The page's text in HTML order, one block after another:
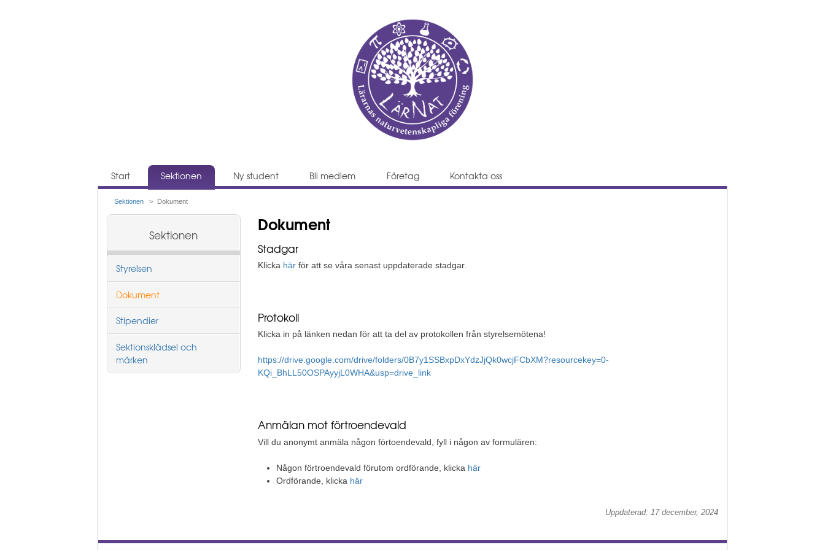
Huvudmeny
Start Sektionen Ny student Bli medlem Företag Kontakta oss
Du är här
Sektionen > Dokument
Sektionen
Styrelsen
Dokument
Stipendier
Sektionsklädsel och
märken
Dokument
Stadgar
Klicka härför att se våra senast uppdaterade stadgar.
Protokoll
Klicka in på länken nedan för att ta del av protokollen från styrelsemötena!
https://drive.google.com/drive/folders/0B7y1SSBxpDxYdzJjQk0wcjFCbXM?resourcekey=0-
KQi_BhLL50OSPAyyjL0WHA&usp=drive_link
Anmälan mot förtroendevald
Vill du anonymt anmäla någon förtoendevald, fyll i någon av formulären:
Någon förtroendevald förutom ordförande, klicka här
Ordförande, klicka här
Uppdaterad: 17 december, 2024